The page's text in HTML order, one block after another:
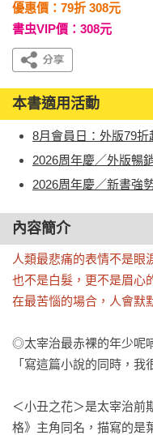
優惠價：79折 308元
書虫VIP價：308元
本書適用活動
8月會員日：外版79折
2026周年慶／外版暢
2026周年慶／新書強
內容簡介
人類最悲痛的表情不是眼
也不是白髮，更不是眉心
在最苦惱的場合，人會默
◎太宰治最赤裸的年少呢
「寫這篇小說的同時，我
＜小丑之花＞是太宰治前
格》主角同名，描寫的是